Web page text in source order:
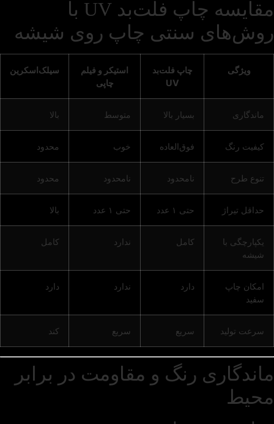
مقایسه چاپ فلت‌بد UV با
روش‌های سنتی چاپ روی شیشه
ویژگی
چاپ فلت‌بد
UV
استیکر و فیلم
چاپی
سیلک‌اسکرین
ماندگاری بسیار بالا متوسط بالا
کیفیت رنگ فوق‌العاده خوب محدود
تنوع طرح نامحدود نامحدود محدود
حداقل تیراژ حتی ۱ عدد حتی ۱ عدد بالا
یکپارچگی با
شیشه
کامل ندارد کامل
امکان چاپ
سفید
دارد ندارد دارد
سرعت تولید سریع سریع کند
ماندگاری رنگ و مقاومت در برابر
محیط